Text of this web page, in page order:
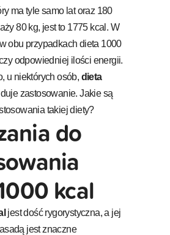
ma tyle samo lat oraz 180
80 kg, jest to 1775 kcal. W
obu przypadkach dieta 1000
odpowiedniej ilości energii.
u niektórych osób, dieta
zastosowanie. Jakie są
takiej diety?
do
kcal
jest dość rygorystyczna, a jej
jest znaczne